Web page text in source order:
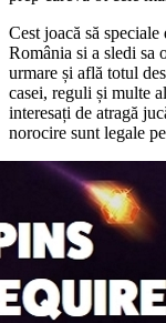
Cest joacă să
România si a sledi sa
urmare și află totul
casei, reguli și multe
interesați de atragă
norocire sunt legale